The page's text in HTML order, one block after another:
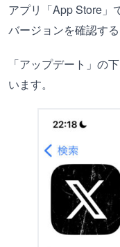
アプリ「App Store」
バージョンを確認する
「アップデート」
います。